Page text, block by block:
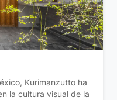
Kurimanzutto ha
la cultura visual de la